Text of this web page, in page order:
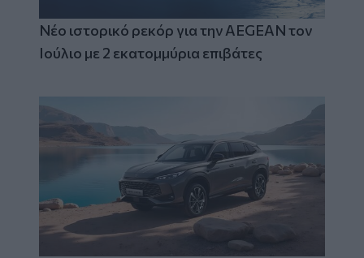
Νέο ιστορικό ρεκόρ για την AEGEAN τον
Ιούλιο με 2 εκατομμύρια επιβάτες